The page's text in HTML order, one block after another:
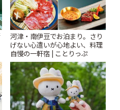
河津・南伊豆でお泊まり。さり
げない心遣いが心地よい、料理
自慢の一軒宿 | ことりっぷ